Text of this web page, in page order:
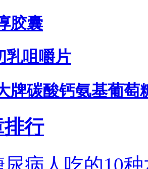
胶囊
乳咀嚼片
牌碳酸钙氨基葡萄
排行